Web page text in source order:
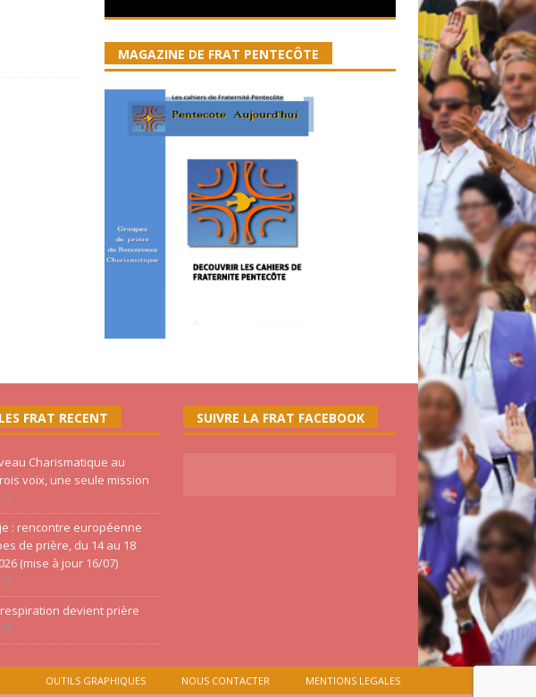
MAGAZINE DE FRAT PENTECÔTE
FRAT RECENT
Charismatique au
voix, une seule mission
: rencontre européenne
de prière, du 14 au 18
(mise à jour 16/07)
devient prière
SUIVRE LA FRAT FACEBOOK
OUTILS GRAPHIQUES NOUS CONTACTER MENTIONS LEGALES